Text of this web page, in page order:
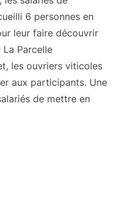
6 personnes en
leur faire découvrir
Parcelle
les ouvriers viticoles
aux participants. Une
de mettre en